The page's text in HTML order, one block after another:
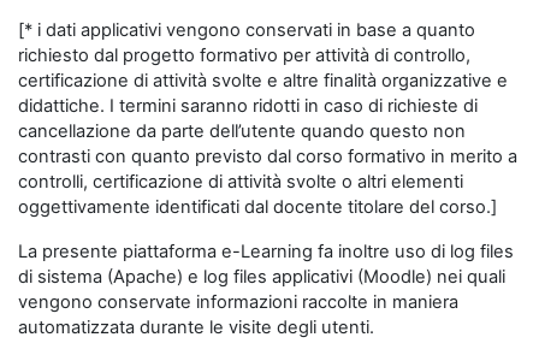
[* i dati applicativi vengono conservati in base a quanto
richiesto dal progetto formativo per attività di controllo,
certificazione di attività svolte e altre finalità organizzative e
didattiche. I termini saranno ridotti in caso di richieste di
cancellazione da parte dell’utente quando questo non
contrasti con quanto previsto dal corso formativo in merito a
controlli, certificazione di attività svolte o altri elementi
oggettivamente identificati dal docente titolare del corso.]
La presente piattaforma e-Learning fa inoltre uso di log files
di sistema (Apache) e log files applicativi (Moodle) nei quali
vengono conservate informazioni raccolte in maniera
automatizzata durante le visite degli utenti.